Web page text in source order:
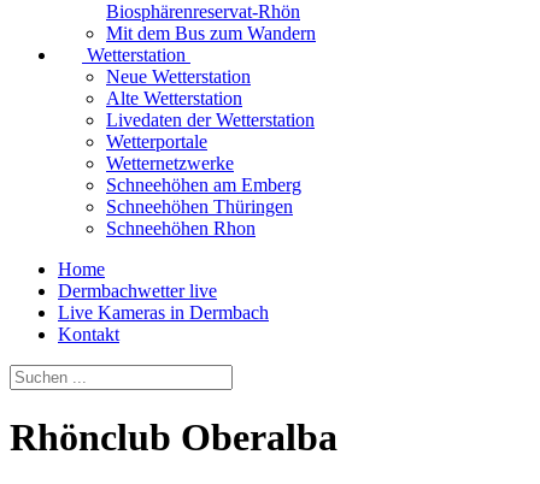
Biosphärenreservat-Rhön
Mit dem Bus zum Wandern
Wetterstation
Neue Wetterstation
Alte Wetterstation
Livedaten der Wetterstation
Wetterportale
Wetternetzwerke
Schneehöhen am Emberg
Schneehöhen Thüringen
Schneehöhen Rhon
Home
Dermbachwetter live
Live Kameras in Dermbach
Kontakt
Rhönclub Oberalba